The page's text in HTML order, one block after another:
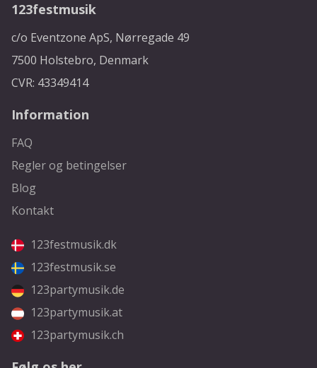
123festmusik
c/o Eventzone ApS, Nørregade 49
7500 Holstebro, Denmark
CVR: 43349414
Information
FAQ
Regler og betingelser
Blog
Kontakt
123festmusik.dk
123festmusik.se
123partymusik.de
123partymusik.at
123partymusik.ch